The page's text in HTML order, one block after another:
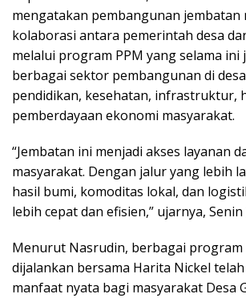
mengatakan pembangunan jembatan
kolaborasi antara pemerintah desa
melalui program PPM yang selama
berbagai sektor pembangunan di
pendidikan, kesehatan, infrastruktur,
pemberdayaan ekonomi masyarakat.
“Jembatan ini menjadi akses layanan
masyarakat. Dengan jalur yang lebih
hasil bumi, komoditas lokal, dan
lebih cepat dan efisien,” ujarnya, Senin
Menurut Nasrudin, berbagai
dijalankan bersama Harita Nickel
manfaat nyata bagi masyarakat Desa